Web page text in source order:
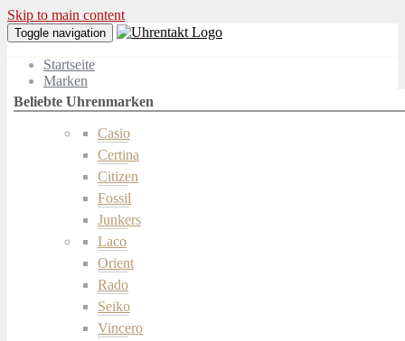
Skip to main content
Toggle navigation
Startseite
Marken
Casio
Certina
Citizen
Fossil
Junkers
Laco
Orient
Rado
Seiko
Vincero